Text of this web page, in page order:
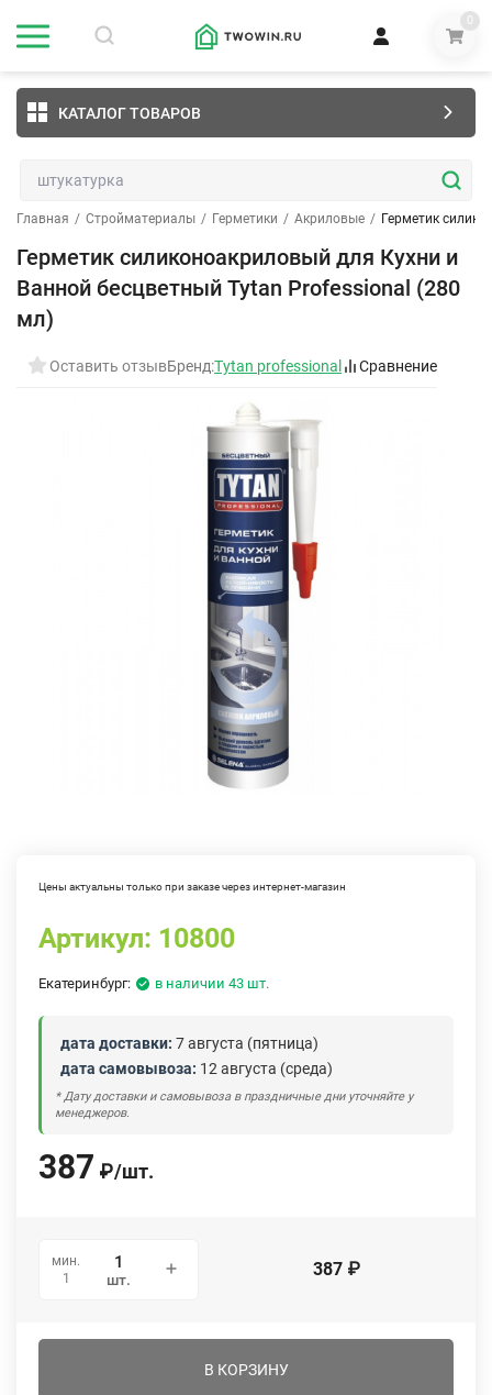
0
КАТАЛОГ ТОВАРОВ
Главная / Стройматериалы / Герметики / Акриловые / Герметик
Герметик силиконоакриловый для Кухни и
Ванной бесцветный Tytan Professional (280
мл)
Оставить отзывБренд:Tytan professional Сравнение
Цены актуальны только при заказе через интернет-магазин
Артикул: 10800
Екатеринбург: в наличии 43 шт.
дата доставки: 7 августа (пятница)
дата самовывоза: 12 августа (среда)
* Дату доставки и самовывоза в праздничные дни уточняйте у
менеджеров.
387 ₽/шт.
мин.
1
шт. 387 ₽
В КОРЗИНУ